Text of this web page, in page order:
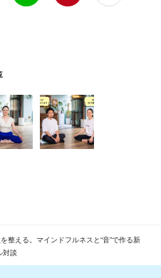
整える。マインドフルネスと“音”で作る新
対談